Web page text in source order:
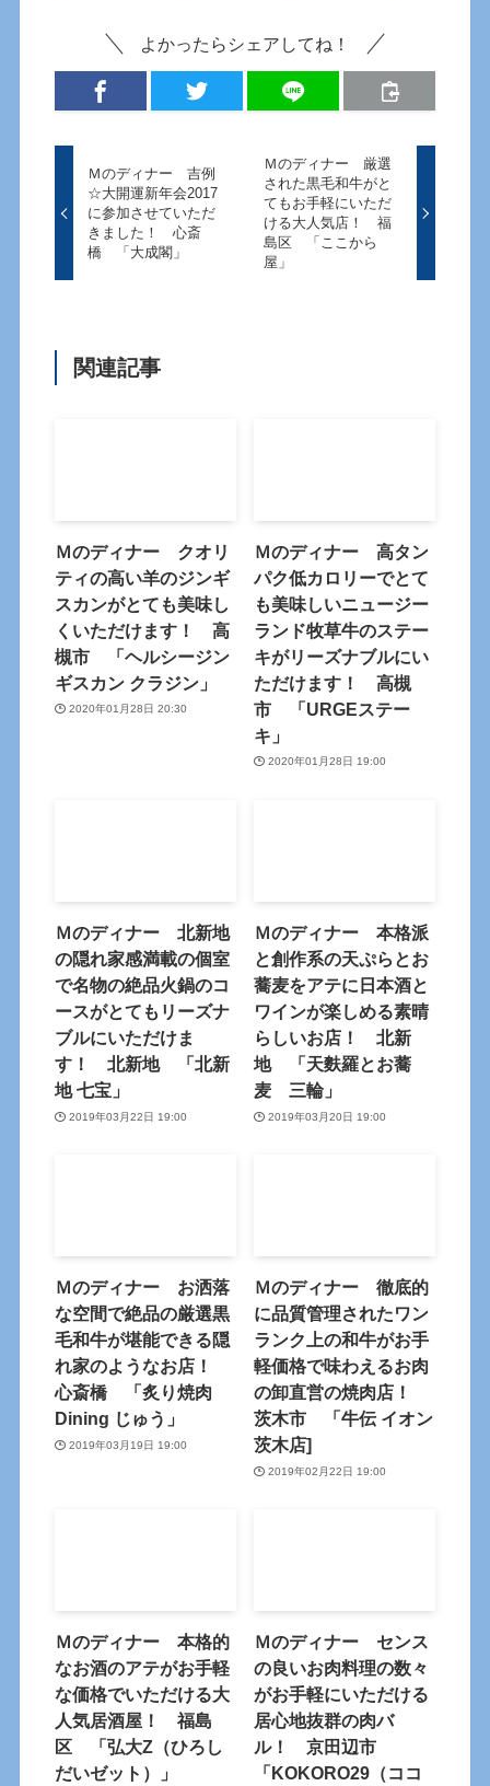
よかったらシェアしてね！
Ｍのディナー 吉例
☆大開運新年会2017
に参加させていただ
きました！ 心斎
橋 「大成閣」
Ｍのディナー 厳選
された黒毛和牛がと
てもお手軽にいただ
ける大人気店！ 福
島区 「ここから
屋」
関連記事
Ｍのディナー クオリ
ティの高い羊のジンギ
スカンがとても美味し
くいただけます！ 高
槻市 「ヘルシージン
ギスカン クラジン」
2020年01月28日 20:30
Ｍのディナー 高タン
パク低カロリーでとて
も美味しいニュージー
ランド牧草牛のステー
キがリーズナブルにい
ただけます！ 高槻
市 「URGEステー
キ」
2020年01月28日 19:00
Ｍのディナー 北新地
の隠れ家感満載の個室
で名物の絶品火鍋のコ
ースがとてもリーズナ
ブルにいただけま
す！ 北新地 「北新
地 七宝」
2019年03月22日 19:00
Ｍのディナー 本格派
と創作系の天ぷらとお
蕎麦をアテに日本酒と
ワインが楽しめる素晴
らしいお店！ 北新
地 「天麩羅とお蕎
麦 三輪」
2019年03月20日 19:00
Ｍのディナー お洒落
な空間で絶品の厳選黒
毛和牛が堪能できる隠
れ家のようなお店！
心斎橋 「炙り焼肉
Dining じゅう」
2019年03月19日 19:00
Ｍのディナー 徹底的
に品質管理されたワン
ランク上の和牛がお手
軽価格で味わえるお肉
の卸直営の焼肉店！
茨木市 「牛伝 イオン
茨木店]
2019年02月22日 19:00
Ｍのディナー 本格的
なお酒のアテがお手軽
な価格でいただける大
人気居酒屋！ 福島
区 「弘大Z（ひろし
だいゼット）」
Ｍのディナー センス
の良いお肉料理の数々
がお手軽にいただける
居心地抜群の肉バ
ル！ 京田辺市
「KOKORO29（ココ